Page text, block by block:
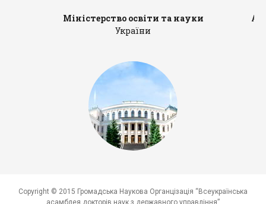
Міністерство освіти та науки
України
Copyright © 2015 Громадська Наукова Органцізація “Всеукраїнська
асамблея докторів наук з державного управління”